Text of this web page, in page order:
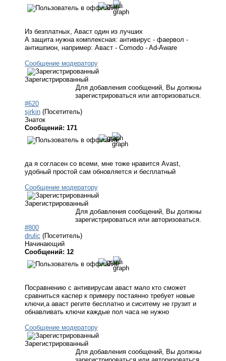
Из безплатных, Аваст один из лучших
А защита нужна комплексная: антивирус - фаервол -
антишпион, например: Аваст - Comodo - Ad-Aware
Сообщение модератору
Зарегистрированный
Для добавления сообщений, Вы должны
зарегистрироваться или авторизоваться.
#620
sjrkin (Посетитель)
Знаток
Сообщений: 171
да я согласен со всеми, мне тоже нравится Avast,
удобный простой сам обновляется и бесплатный
Сообщение модератору
Зарегистрированный
Для добавления сообщений, Вы должны
зарегистрироваться или авторизоваться.
#800
drulic (Посетитель)
Начинающий
Сообщений: 12
Посравнению с антивирусам аваст мало кто сможет
сравниться каспер к примеру постаянно требует новые
ключи,а аваст регите бесплатно и сиситему не грузит и
обнавливать ключи каждые пол часа не нужно
Сообщение модератору
Зарегистрированный
Для добавления сообщений, Вы должны